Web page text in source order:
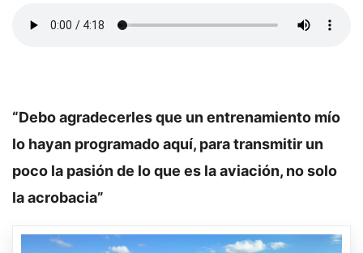
“Debo agradecerles que un entrenamiento mío
lo hayan programado aquí, para transmitir un
poco la pasión de lo que es la aviación, no solo
la acrobacia”